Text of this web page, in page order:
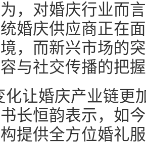
，对婚庆行业而
婚庆供应商正在
，而新兴市场的
与社交传播的把
化让婚庆产业链更
长恒韵表示，如
提供全方位婚礼